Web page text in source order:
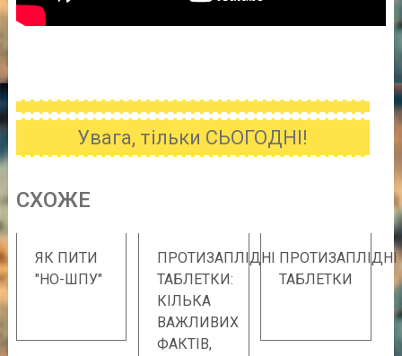
Увага, тільки СЬОГОДНІ!
CХОЖE
ЯК ПИТИ
"НО-ШПУ"
ПРОТИЗАПЛІДНІ
ТАБЛЕТКИ:
КІЛЬКА
ВАЖЛИВИХ
ФАКТІВ,
ПРОТИЗАПЛІДНІ
ТАБЛЕТКИ